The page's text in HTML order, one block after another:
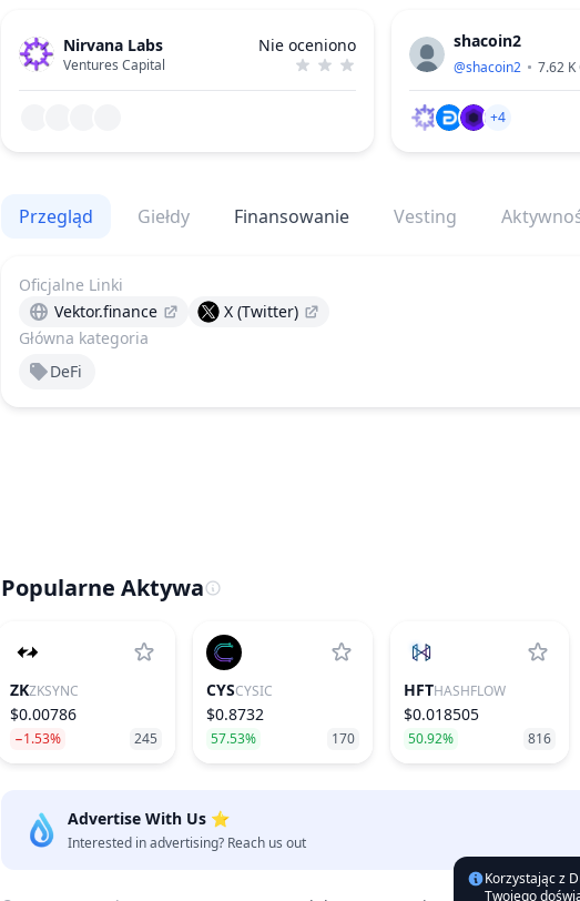
Nirvana Labs
Ventures Capital
Nie oceniono shacoin2
@shacoin2 7.62 K
+4
Przegląd Giełdy Finansowanie Vesting
Główna kategoria
DeFi
Oficjalne Linki
Vektor.finance
X (Twitter)
Popularne Aktywa
ZKZKSYNC
$0.00786
−1.53% 245
CYSCYSIC
$0.8732
57.53% 170
HFTHASHFLOW
$0.018505
50.92% 816
Advertise With Us ⭐️
Interested in advertising? Reach us out
Korzystając z
Twojego